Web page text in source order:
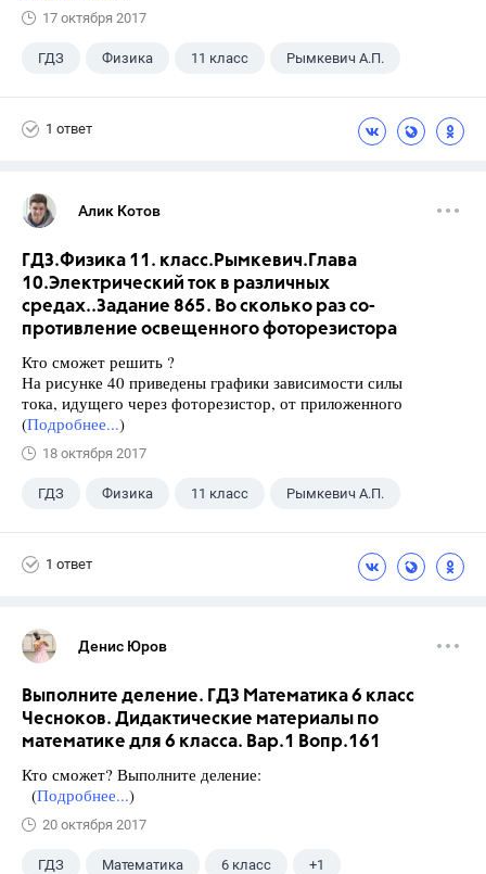
17 октября 2017
ГДЗ Физика 11 класс Рымкевич А.П.
1 ответ
Алик Котов
ГДЗ.Физика 11. класс.Рымкевич.Глава
10.Электрический ток в различных
средах..Задание 865. Во сколько раз со-
противление освещенного фоторезистора
Кто сможет решить ?
На рисунке 40 приведены графики зависимости силы
тока, идущего через фоторезистор, от приложенного
(Подробнее...)
18 октября 2017
ГДЗ Физика 11 класс Рымкевич А.П.
1 ответ
Денис Юров
Выполните деление. ГДЗ Математика 6 класс
Чесноков. Дидактические материалы по
математике для 6 класса. Вар.1 Вопр.161
Кто сможет? Выполните деление:
(Подробнее...)
20 октября 2017
ГДЗ Математика 6 класс +1